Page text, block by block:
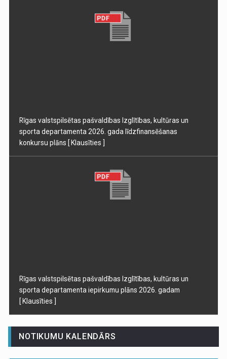
Rīgas valstspilsētas pašvaldības Izglītības, kultūras un
sporta departamenta 2026. gada līdzfinansēšanas
konkursu plāns [ Klausīties ]
Rīgas valstspilsētas pašvaldības Izglītības, kultūras un
sporta departamenta iepirkumu plāns 2026. gadam
[ Klausīties ]
NOTIKUMU KALENDĀRS